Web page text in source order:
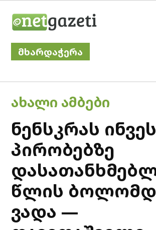
მხარდაჭერა
POSTED
IN
ᲐᲮᲐᲚᲘ ᲐᲛᲑᲔᲑᲘ
ნენსკრას
პირობებზე
წლის
ვადა —